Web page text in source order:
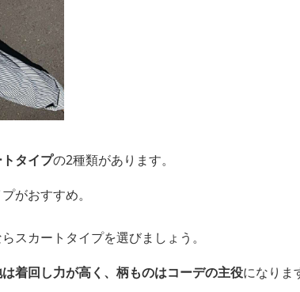
タイプの2種類があります。
がおすすめ。
スカートタイプを選びましょう。
着回し力が高く、柄ものはコーデの主役になりま